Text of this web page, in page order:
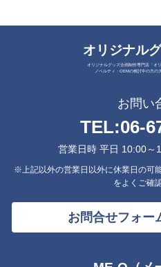
オリジナル
オリジナルグッズ企画制作専門店「オ
ノベルティ・OEMの検討中の方の
お問い
TEL:06-
営業日時 平日 10:00～
※上記以外の営業日以外に休業日の可
をよくご確
お問合せフォー